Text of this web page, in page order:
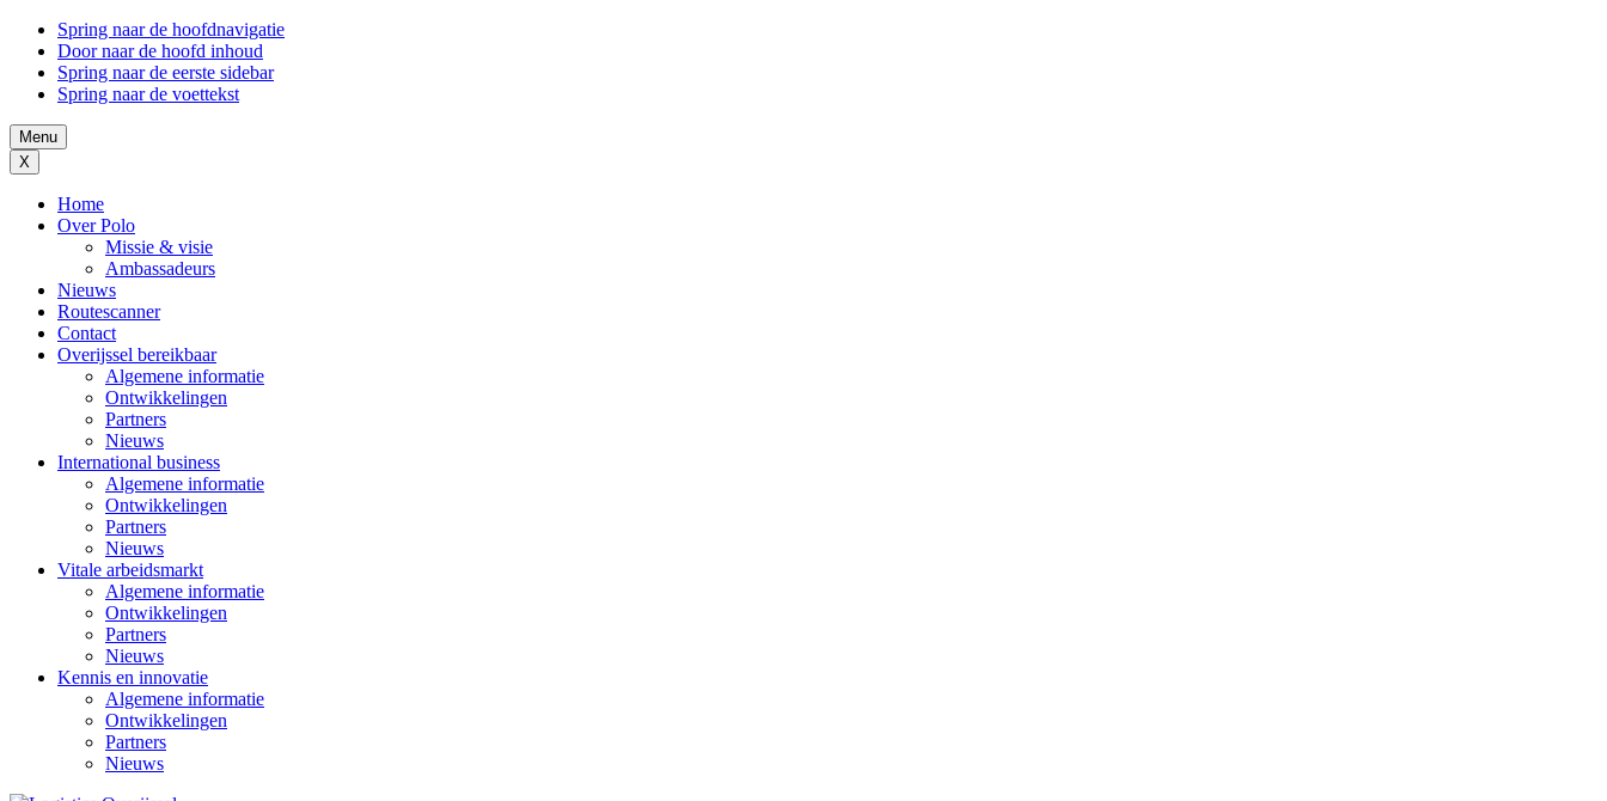
Spring naar de hoofdnavigatie
Door naar de hoofd inhoud
Spring naar de eerste sidebar
Spring naar de voettekst
Menu
X
Home
Over Polo
Missie & visie
Ambassadeurs
Nieuws
Routescanner
Contact
Overijssel bereikbaar
Algemene informatie
Ontwikkelingen
Partners
Nieuws
International business
Algemene informatie
Ontwikkelingen
Partners
Nieuws
Vitale arbeidsmarkt
Algemene informatie
Ontwikkelingen
Partners
Nieuws
Kennis en innovatie
Algemene informatie
Ontwikkelingen
Partners
Nieuws